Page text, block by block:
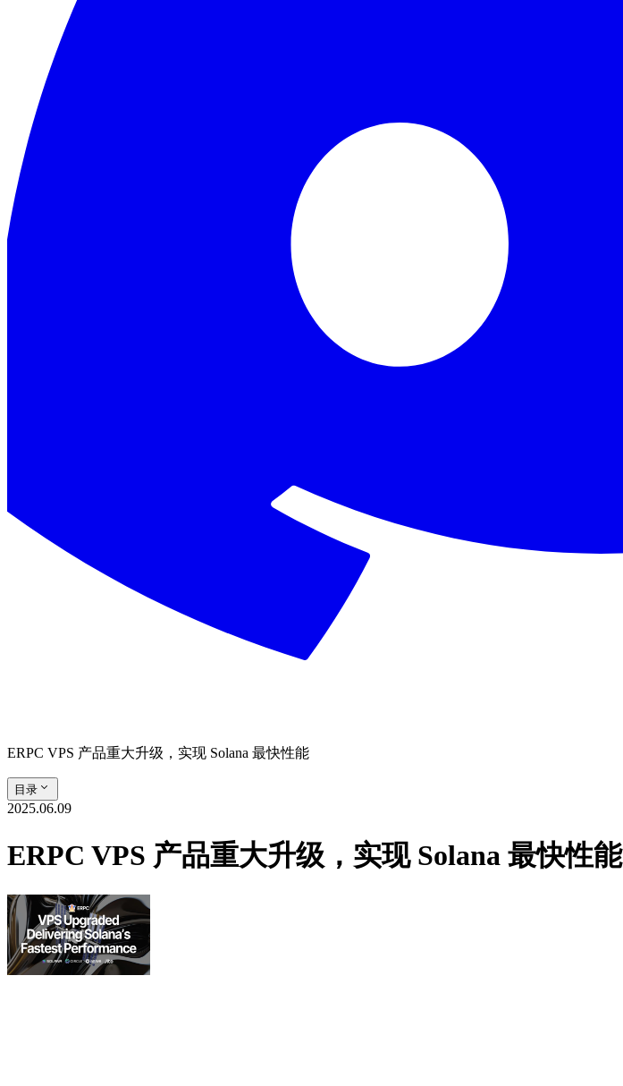
ERPC VPS 产品重大升级，实现 Solana 最快性能
目录
2025.06.09
ERPC VPS 产品重大升级，实现 Solana 最快性能